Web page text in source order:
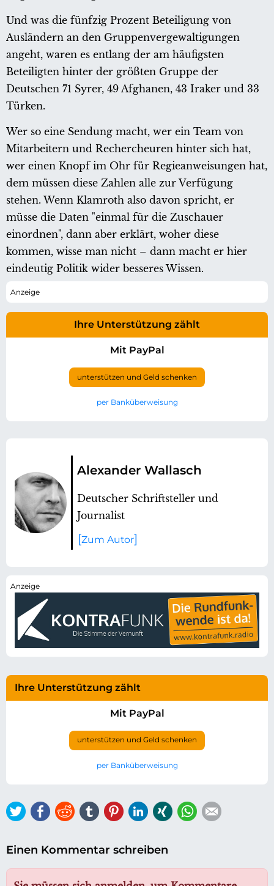
Und was die fünfzig Prozent Beteiligung von
Ausländern an den Gruppenvergewaltigungen
angeht, waren es entlang der am häufigsten
Beteiligten hinter der größten Gruppe der
Deutschen 71 Syrer, 49 Afghanen, 43 Iraker und 33
Türken.
Wer so eine Sendung macht, wer ein Team von
Mitarbeitern und Rechercheuren hinter sich hat,
wer einen Knopf im Ohr für Regieanweisungen hat,
dem müssen diese Zahlen alle zur Verfügung
stehen. Wenn Klamroth also davon spricht, er
müsse die Daten "einmal für die Zuschauer
einordnen", dann aber erklärt, woher diese
kommen, wisse man nicht – dann macht er hier
eindeutig Politik wider besseres Wissen.
Ihre Unterstützung zählt
Mit PayPal
unterstützen und Geld schenken
per Banküberweisung
Alexander Wallasch
Deutscher Schriftsteller und
Journalist
Zum Autor
Ihre Unterstützung zählt
Mit PayPal
unterstützen und Geld schenken
per Banküberweisung
TwitterFacebook
ReddittumblrPinterestLinkedIn
Xing WhatsApp
Einen Kommentar schreiben